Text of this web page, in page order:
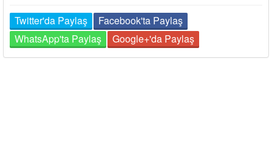
Twitter'da Paylaş
Facebook'ta Paylaş
WhatsApp'ta Paylaş
Google+'da Paylaş